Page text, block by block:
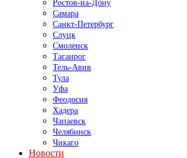
Ростов-на-Дону
Самара
Санкт-Петербург
Слуцк
Смоленск
Таганрог
Тель-Авив
Тула
Уфа
Феодосия
Хадера
Чапаевск
Челябинск
Чикаго
Новости